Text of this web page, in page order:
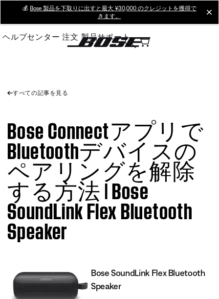
Main
💰 Bose 製品を下取りに出すと最大 ¥30,000 のクレジットを獲得で
きます。
ヘルプセンター 注文 製品サポート
すべての記事を見る
Bose Connectアプリで
Bluetoothデバイスの
ペアリングを解除
する方法 | Bose
SoundLink Flex Bluetooth
Speaker​
Bose SoundLink Flex Bluetooth
Speaker​